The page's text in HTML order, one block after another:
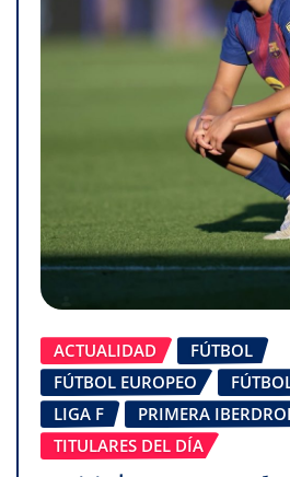
ACTUALIDAD
FÚTBOL
FÚTBOL EUROPEO
LIGA F
PRIMERA
TITULARES DEL DÍA